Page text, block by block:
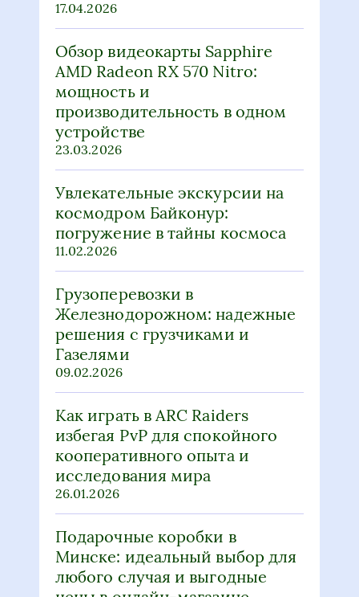
17.04.2026
Обзор видеокарты Sapphire
AMD Radeon RX 570 Nitro:
мощность и
производительность в одном
устройстве
23.03.2026
Увлекательные экскурсии на
космодром Байконур:
погружение в тайны космоса
11.02.2026
Грузоперевозки в
Железнодорожном: надежные
решения с грузчиками и
Газелями
09.02.2026
Как играть в ARC Raiders
избегая PvP для спокойного
кооперативного опыта и
исследования мира
26.01.2026
Подарочные коробки в
Минске: идеальный выбор для
любого случая и выгодные